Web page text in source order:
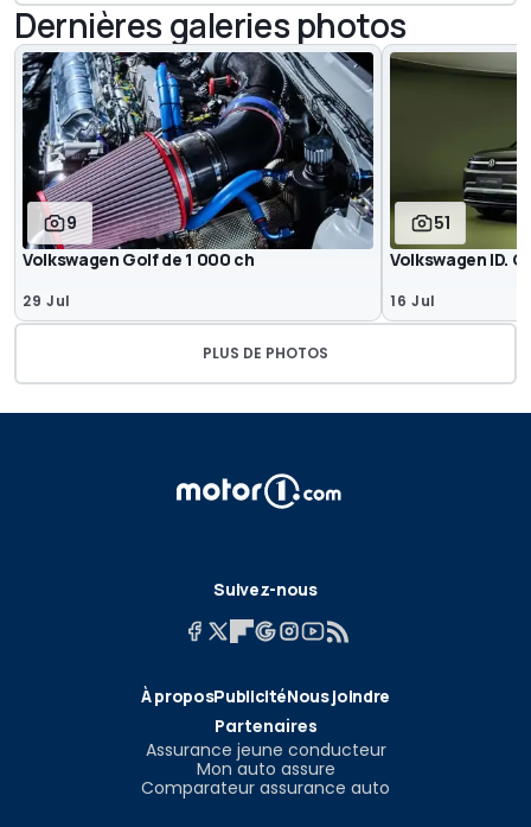
Dernières galeries photos
9
Volkswagen Golf de 1 000 ch
29 Jul
51
Volkswagen ID.
16 Jul
PLUS DE PHOTOS
Suivez-nous
À proposPublicitéNous joindre
Partenaires
Assurance jeune conducteur
Mon auto assure
Comparateur assurance auto